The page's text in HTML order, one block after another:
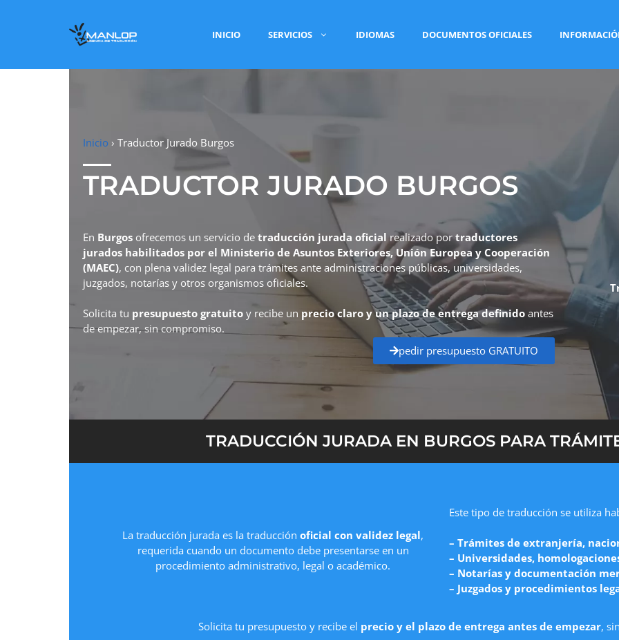
INICIO SERVICIOS IDIOMAS DOCUMENTOS OFICIALES
Inicio › Traductor Jurado Burgos
TRADUCTOR JURADO BURGOS
En Burgos ofrecemos un servicio de traducción jurada oficial realizado portraductores
jurados habilitados por el Ministerio de Asuntos Exteriores, Unión Europea y Cooperación
(MAEC), con plena validez legal para trámites ante administraciones públicas, universidades,
juzgados, notarías y otros organismos oficiales.
Solicita tu presupuesto gratuito y recibe un precio claro y un plazo de entrega definido antes
de empezar, sin compromiso.
pedir presupuesto GRATUITO
TRADUCCIÓN JURADA EN BURGOS PARA
La traducción jurada es la traducción oficial con validez legal,
requerida cuando un documento debe presentarse en un
procedimiento administrativo, legal o académico.
Este tipo de traducción se utiliza
– Trámites de extranjería,
– Universidades,
– Notarías y documentación
– Juzgados y procedimientos
Solicita tu presupuesto y recibe el precio y el plazo de entrega antes de empezar,